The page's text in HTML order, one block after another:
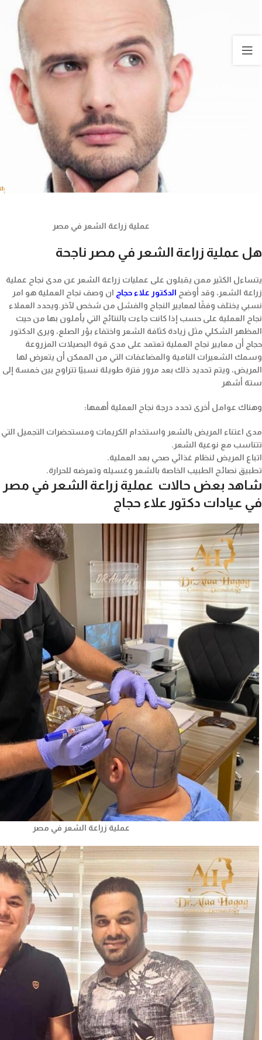
عملية زراعة الشعر في مصر
هل عملية زراعة الشعر في مصر ناجحة
يتساءل الكثير ممن يقبلون على عمليات زراعة الشعر عن مدى نجاح عملية
زراعة الشعر، وقد أوضح الدكتور علاء حجاج ان وصف نجاح العملية هو امر
نسبي يختلف وفقًا لمعايير النجاح والفشل من شخص لآخر.ويحدد العملاء
نجاح العملية على حسب إذا كانت جاءت بالنتائج التي يأملون بها من حيث
المظهر الشكلي مثل زيادة كثافة الشعر واختفاء بؤر الصلع، ويرى الدكتور
حجاج أن معايير نجاح العملية تعتمد على مدى قوة البصيلات المزروعة
وسمك الشعيرات النامية والمضاعفات التي من الممكن أن يتعرض لها
المريض، ويتم تحديد ذلك بعد مرور فترة طويلة نسبيًا تتراوح بين خمسة إلى
ستة أشهر
وهناك عوامل أخرى تحدد درجة نجاح العملية أهمها:
مدى اعتناء المريض بالشعر واستخدام الكريمات ومستحضرات التجميل التي
تتناسب مع نوعية الشعر.
اتباع المريض لنظام غذائي صحي بعد العملية.
تطبيق نصائح الطبيب الخاصة بالشعر وغسيله وتعرضه للحرارة.
شاهد بعض حالات عملية زراعة الشعر في مصر
في عيادات دكتور علاء حجاج
عملية زراعة الشعر في مصر